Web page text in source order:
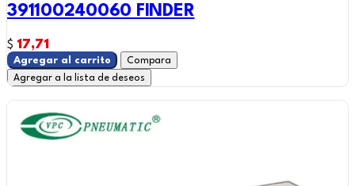
391100240060 FINDER
$ 17,71
Agregar al carrito
Compara
Agregar a la lista de deseos